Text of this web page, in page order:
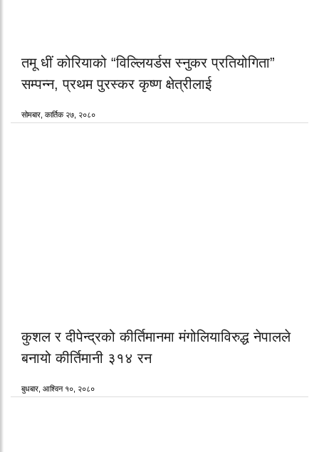
तमू धीं कोरियाको “विल्लियर्डस स्नुकर प्रतियोगिता”
सम्पन्न, प्रथम पुरस्कर कृष्ण क्षेत्रीलाई
सोमबार, कार्तिक २७, २०८०
कुशल र दीपेन्द्रको कीर्तिमानमा मंगोलियाविरुद्ध नेपालले
बनायो कीर्तिमानी ३१४ रन
बुधबार, आश्विन १०, २०८०